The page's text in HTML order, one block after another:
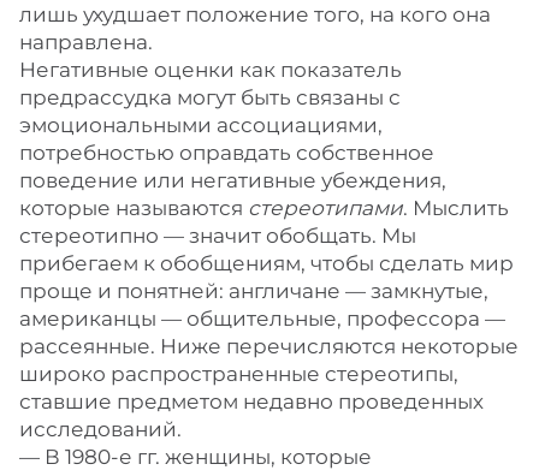
лишь ухудшает положение того, на кого она
направлена.
Негативные оценки как показатель
предрассудка могут быть связаны с
эмоциональными ассоциациями,
потребностью оправдать собственное
поведение или негативные убеждения,
которые называются стереотипами. Мыслить
стереотипно — значит обобщать. Мы
прибегаем к обобщениям, чтобы сделать мир
проще и понятней: англичане — замкнутые,
американцы — общительные, профессора —
рассеянные. Ниже перечисляются некоторые
широко распространенные стереотипы,
ставшие предметом недавно проведенных
исследований.
— В 1980-е гг. женщины, которые